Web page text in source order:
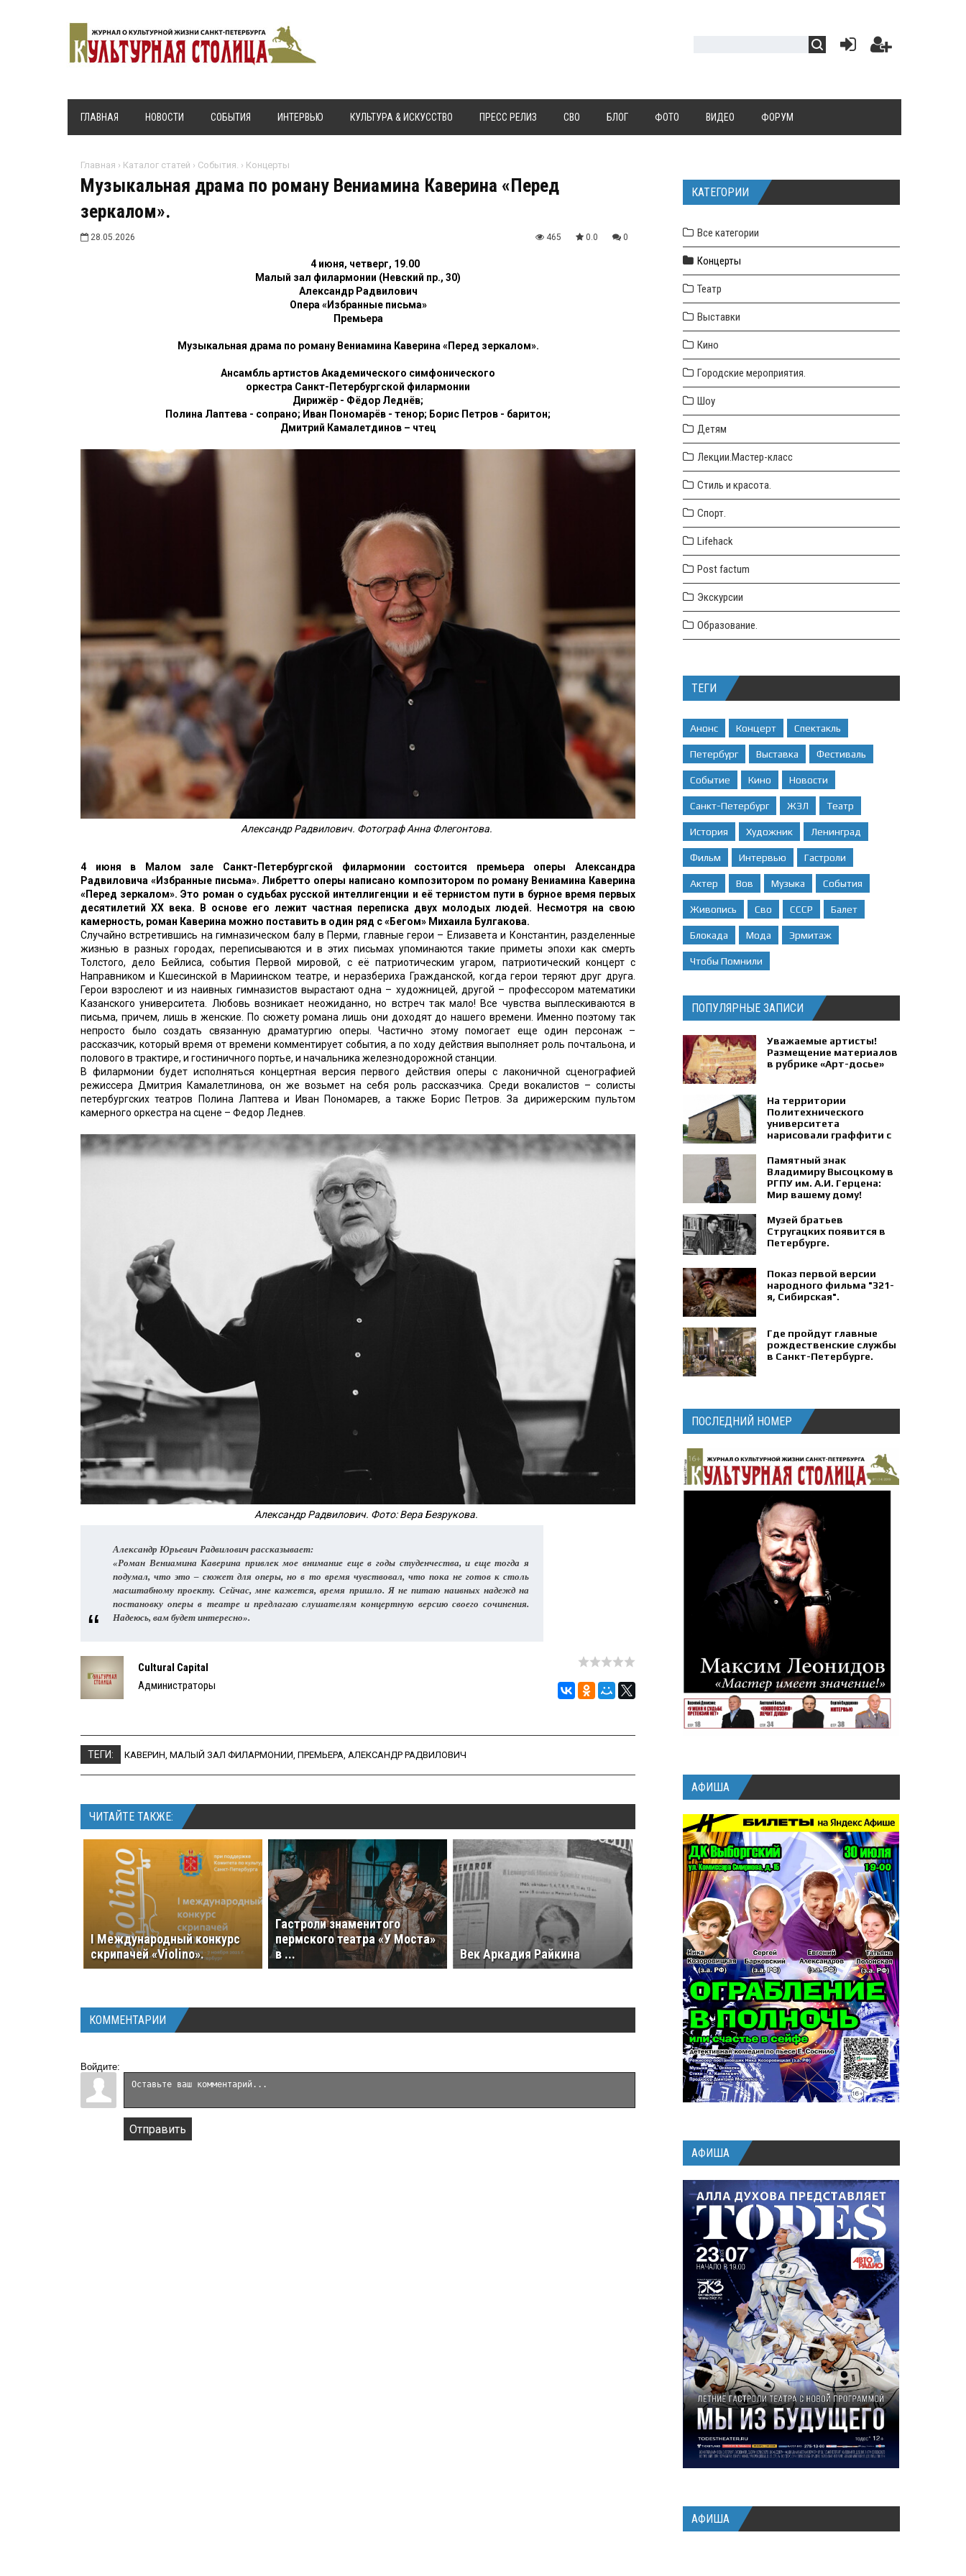
ГЛАВНАЯ НОВОСТИ СОБЫТИЯ ИНТЕРВЬЮ КУЛЬТУРА & ИСКУССТВО ПРЕСС РЕЛИЗ СВО БЛОГ ФОТО ВИДЕО ФОРУМ
Главная › Каталог статей › События. › Концерты
Музыкальная драма по роману Вениамина Каверина «Перед
зеркалом».
28.05.2026 465 0.0 0
4 июня, четверг, 19.00
Малый зал филармонии (Невский пр., 30)
Александр Радвилович
Опера «Избранные письма»
Премьера
Музыкальная драма по роману Вениамина Каверина «Перед зеркалом».
Ансамбль артистов Академического симфонического
оркестра Санкт-Петербургской филармонии
Дирижёр - Фёдор Леднёв;
Полина Лаптева - сопрано; Иван Пономарёв - тенор; Борис Петров - баритон;
Дмитрий Камалетдинов – чтец
Александр Радвилович. Фотограф Анна Флегонтова.
4 июня в Малом зале Санкт-Петербургской филармонии состоится премьера оперы Александра
Радвиловича «Избранные письма». Либретто оперы написано композитором по роману Вениамина Каверина
«Перед зеркалом». Это роман о судьбах русской интеллигенции и её тернистом пути в бурное время первых
десятилетий ХХ века. В основе его лежит частная переписка двух молодых людей. Несмотря на свою
камерность, роман Каверина можно поставить в один ряд с «Бегом» Михаила Булгакова.
Случайно встретившись на гимназическом балу в Перми, главные герои – Елизавета и Константин, разделенные
жизнью в разных городах, переписываются и в этих письмах упоминаются такие приметы эпохи как смерть
Толстого, дело Бейлиса, события Первой мировой, с её патриотическим угаром, патриотический концерт с
Направником и Кшесинской в Мариинском театре, и неразбериха Гражданской, когда герои теряют друг друга.
Герои взрослеют и из наивных гимназистов вырастают одна – художницей, другой – профессором математики
Казанского университета. Любовь возникает неожиданно, но встреч так мало! Все чувства выплескиваются в
письма, причем, лишь в женские. По сюжету романа лишь они доходят до нашего времени. Именно поэтому так
непросто было создать связанную драматургию оперы. Частично этому помогает еще один персонаж –
рассказчик, который время от времени комментирует события, а по ходу действия выполняет роль почтальона, и
полового в трактире, и гостиничного портье, и начальника железнодорожной станции.
В филармонии будет исполняться концертная версия первого действия оперы с лаконичной сценографией
режиссера Дмитрия Камалетлинова, он же возьмет на себя роль рассказчика. Среди вокалистов – солисты
петербургских театров Полина Лаптева и Иван Пономарев, а также Борис Петров. За дирижерским пультом
камерного оркестра на сцене – Федор Леднев.
Александр Радвилович. Фото: Вера Безрукова.
Александр Юрьевич Радвилович рассказывает:
«Роман Вениамина Каверина привлек мое внимание еще в годы студенчества, и еще тогда я
подумал, что это – сюжет для оперы, но в то время чувствовал, что пока не готов к столь
масштабному проекту. Сейчас, мне кажется, время пришло. Я не питаю наивных надежд на
постановку оперы в театре и предлагаю слушателям концертную версию своего сочинения.
Надеюсь, вам будет интересно».
Cultural Capital
Администраторы
ТЕГИ: КАВЕРИН МАЛЫЙ ЗАЛ ФИЛАРМОНИИ ПРЕМЬЕРА АЛЕКСАНДР РАДВИЛОВИЧ
ЧИТАЙТЕ ТАКЖЕ:
I Международный конкурс
скрипачей «Violino».
Гастроли знаменитого
пермского театра «У Моста»
в ...
Век Аркадия Райкина
КОММЕНТАРИИ
Войдите:
Отправить
КАТЕГОРИИ
Все категории
Концерты
Театр
Выставки
Кино
Городские мероприятия.
Шоу
Детям
Лекции.Мастер-класс
Стиль и красота.
Спорт.
Lifehack
Post factum
Экскурсии
Образование.
ТЕГИ
Анонс Концерт Спектакль
Петербург Выставка Фестиваль
Событие Кино Новости
Санкт-Петербург ЖЗЛ Театр
История Художник Ленинград
Фильм Интервью Гастроли
Актер Вов Музыка События
Живопись Сво СССР Балет
Блокада Мода Эрмитаж
Чтобы Помнили
ПОПУЛЯРНЫЕ ЗАПИСИ
Уважаемые артисты!
Размещение материалов
в рубрике «Арт-досье»
На территории
Политехнического
университета
нарисовали граффити с
Петра Капицы.
Памятный знак
Владимиру Высоцкому в
РГПУ им. А.И. Герцена:
Мир вашему дому!
Музей братьев
Стругацких появится в
Петербурге‍.
Показ первой версии
народного фильма "321-
я, Сибирская".
Где пройдут главные
рождественские службы
в Санкт-Петербурге.
ПОСЛЕДНИЙ НОМЕР
АФИША
АФИША
АФИША